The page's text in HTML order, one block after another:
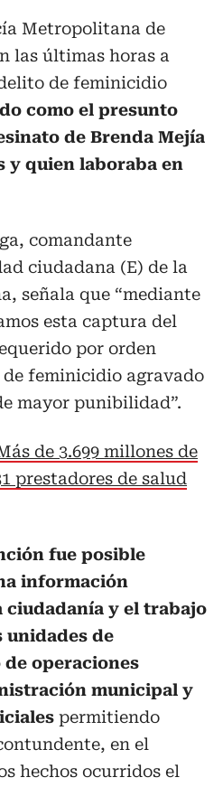
Metropolitana de
las últimas horas a
delito de feminicidio
como el presunto
de Brenda Mejía
y quien laboraba en
comandante
ciudadana (E) de la
señala que “mediante
esta captura del
por orden
feminicidio agravado
mayor punibilidad”.
de 3.699 millones de
prestadores de salud
fue posible
información
y el trabajo
unidades de
operaciones
municipal y
permitiendo
en el
hechos ocurridos el